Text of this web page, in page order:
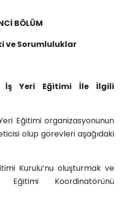
BÖLÜM
ve Sorumluluklar
İş Yeri Eğitimi İle İlgili
Eğitimi organizasyonunun
olup görevleri aşağıdaki
Kurulu’nu oluşturmak ve
Koordinatörünü